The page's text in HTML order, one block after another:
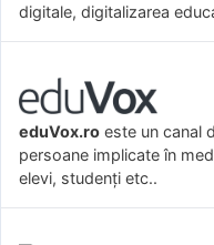
digitale, digitalizarea
eduVox.ro este un canal
persoane implicate în
elevi, studenți etc..